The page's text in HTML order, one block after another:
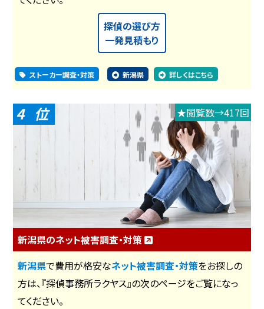
探偵の選び方
一発見積もり
ストーカー調査・対策 新潟県 詳しくはこちら
4 ★閲覧数→417回
新潟県のネット被害調査・対策
新潟県で費用が格安なネット被害調査・対策をお探しの
方は、『探偵事務所ラクヤス』の次のページをご覧になっ
てください。